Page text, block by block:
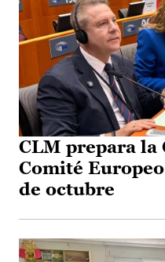
CLM prepara la
Comité
de octubre